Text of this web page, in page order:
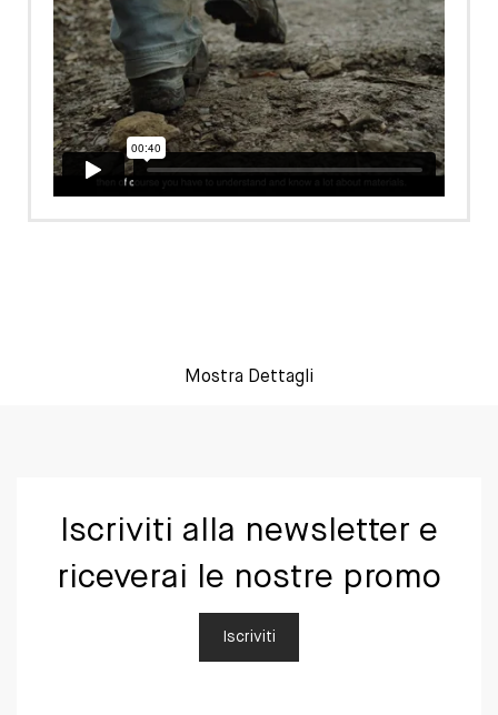
Mostra Dettagli
Iscriviti alla newsletter e
riceverai le nostre promo
Iscriviti